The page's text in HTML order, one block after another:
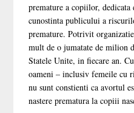
premature a copiilor,
cunostinta publicului a
premature.Potrivit
mult de o jumatate de milion
Statele Unite, in fiecare an.
oameni – inclusiv femeile cu
nu sunt constienti ca avortul
nastere prematura la copiii